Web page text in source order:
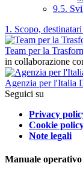
9.5.
1. Scopo,
Team per la
in collaborazione
Agenzia per l'Italia
Seguici su
Privacy
Cookie
Note legali
Manuale operativo